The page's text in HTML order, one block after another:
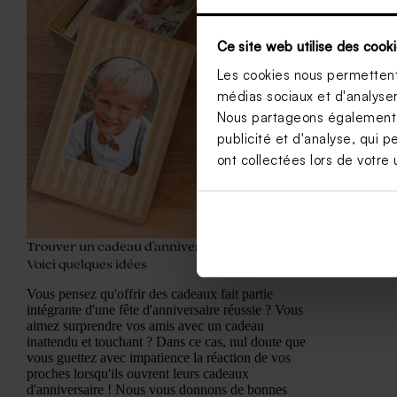
Ce site web utilise des
Les cookies nous
médias sociaux et
Nous partageons
publicité et d'analyse, qui
ont collectées lors de votre
Trouver un cadeau d’anniversaire original ?
Voici quelques idées
Vous pensez qu'offrir des cadeaux fait partie
intégrante d'une fête d'anniversaire réussie ? Vous
aimez surprendre vos amis avec un cadeau
inattendu et touchant ? Dans ce cas, nul doute que
vous guettez avec impatience la réaction de vos
proches lorsqu'ils ouvrent leurs cadeaux
d'anniversaire ! Nous vous donnons de bonnes